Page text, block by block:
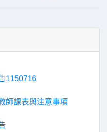
1150716
師課表與注意事項